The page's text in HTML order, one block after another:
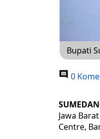
Bupati
0
Jawa
Centre,